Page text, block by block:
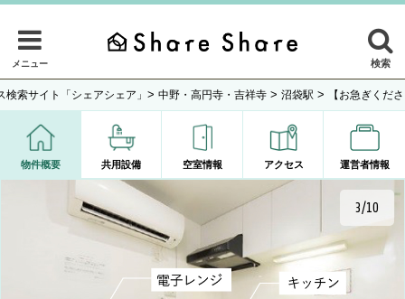
メニュー 検索
検索サイト「シェアシェア」 > 中野・高円寺・吉祥寺 > 沼袋駅 > 【お急ぎくだ
物件概要 共用設備 空室情報 アクセス 運営者情報
3/10